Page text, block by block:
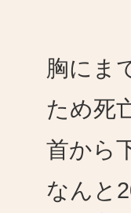
胸にま
ため死
首から
なんと